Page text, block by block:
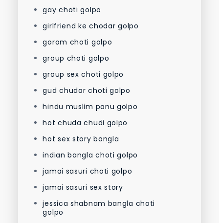
gay choti golpo
girlfriend ke chodar golpo
gorom choti golpo
group choti golpo
group sex choti golpo
gud chudar choti golpo
hindu muslim panu golpo
hot chuda chudi golpo
hot sex story bangla
indian bangla choti golpo
jamai sasuri choti golpo
jamai sasuri sex story
jessica shabnam bangla choti
golpo